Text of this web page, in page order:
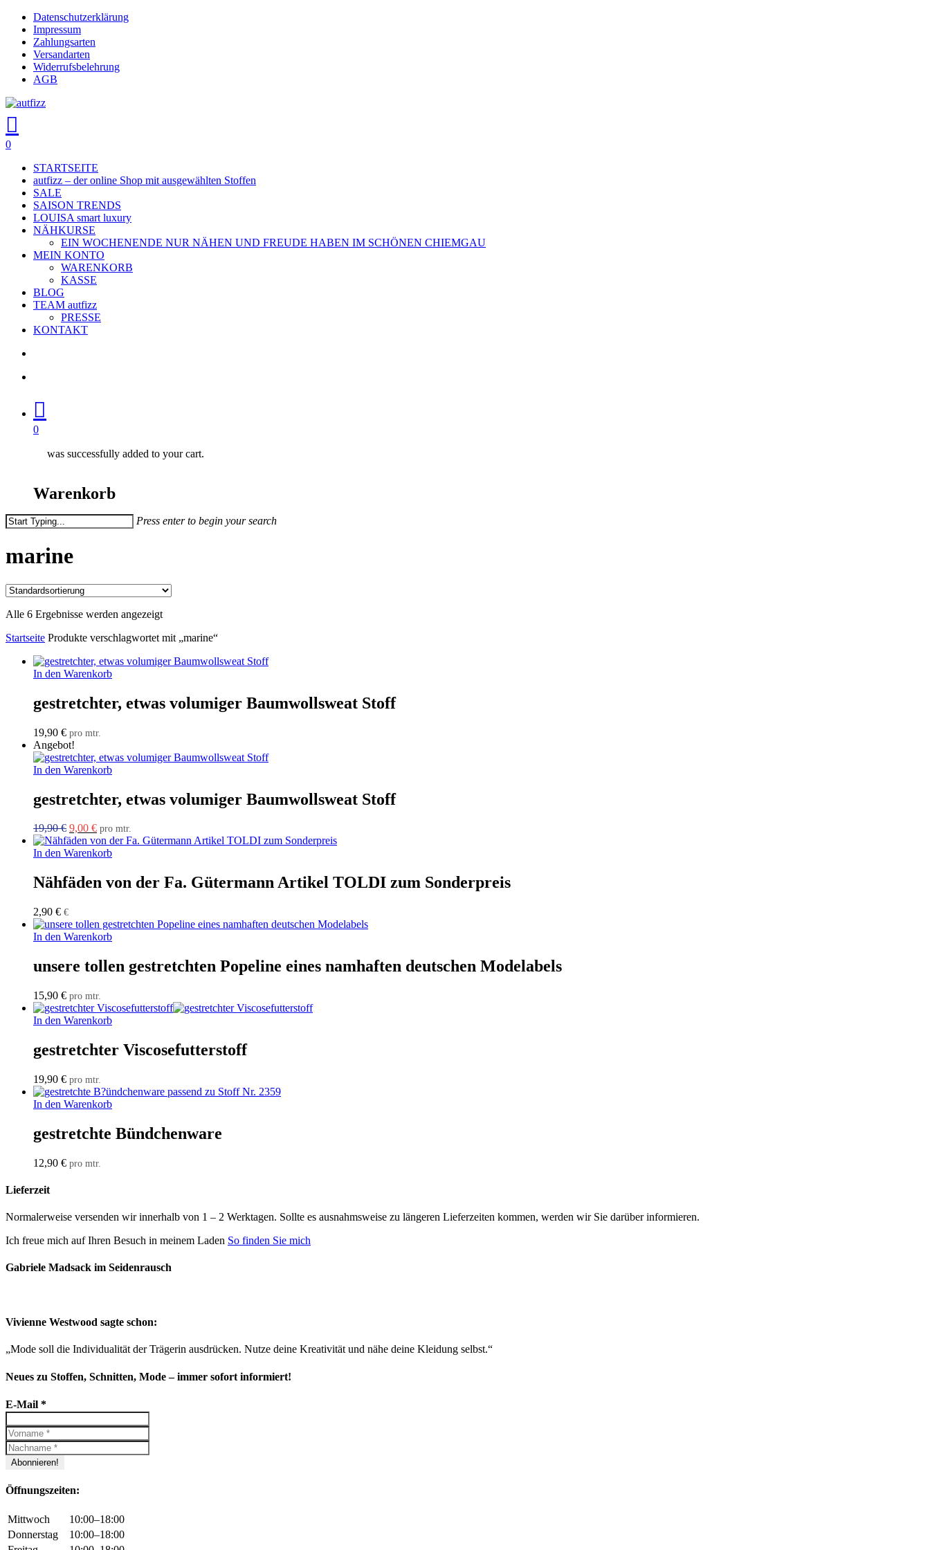
Skip
main
content
Datenschutzerklärung
Impressum
Zahlungsarten
Versandarten
Widerrufsbelehrung
AGB
search
account
0
STARTSEITE
autfizz – der online Shop mit ausgewählten Stoffen
SALE
SAISON TRENDS
LOUISA smart luxury
NÄHKURSE
EIN WOCHENENDE NUR NÄHEN UND FREUDE HABEN IM SCHÖNEN CHIEMGAU
MEIN KONTO
WARENKORB
KASSE
BLOG
TEAM autfizz
PRESSE
KONTAKT
0
was successfully added to your cart.
Warenkorb
Press enter to begin your search
marine
Alle 6 Ergebnisse werden angezeigt
Startseite Produkte verschlagwortet mit „marine“
In den Warenkorb
gestretchter, etwas volumiger Baumwollsweat Stoff
19,90 € pro mtr.
Angebot!
In den Warenkorb
gestretchter, etwas volumiger Baumwollsweat Stoff
19,90€ Ursprünglicher
Preis
war:
9,00 €Aktueller
Preis
ist:
pro mtr.
In den Warenkorb
Nähfäden von der Fa. Gütermann Artikel TOLDI zum Sonderpreis
2,90 € €
In den Warenkorb
unsere tollen gestretchten Popeline eines namhaften deutschen Modelabels
15,90 € pro mtr.
In den Warenkorb
gestretchter Viscosefutterstoff
19,90 € pro mtr.
In den Warenkorb
gestretchte Bündchenware
12,90 € pro mtr.
Lieferzeit
Normalerweise versenden wir innerhalb von 1 – 2 Werktagen. Sollte es ausnahmsweise zu längeren Lieferzeiten kommen, werden wir Sie darüber informieren.
Ich freue mich auf Ihren Besuch in meinem Laden So finden Sie mich
Gabriele Madsack im Seidenrausch
Vivienne Westwood sagte schon:
„Mode soll die Individualität der Trägerin ausdrücken. Nutze deine Kreativität und nähe deine Kleidung selbst.“
Neues zu Stoffen, Schnitten, Mode – immer sofort informiert!
E-Mail *
Öffnungszeiten:
Mittwoch
10:00–18:00
Donnerstag
10:00–18:00